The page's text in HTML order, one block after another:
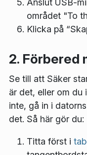
Anslut USB-
området "To
Klicka på
2. Förbered
Se till att Säker
är det, eller om du
inte, gå in i
det. Så här gör du:
Titta först i